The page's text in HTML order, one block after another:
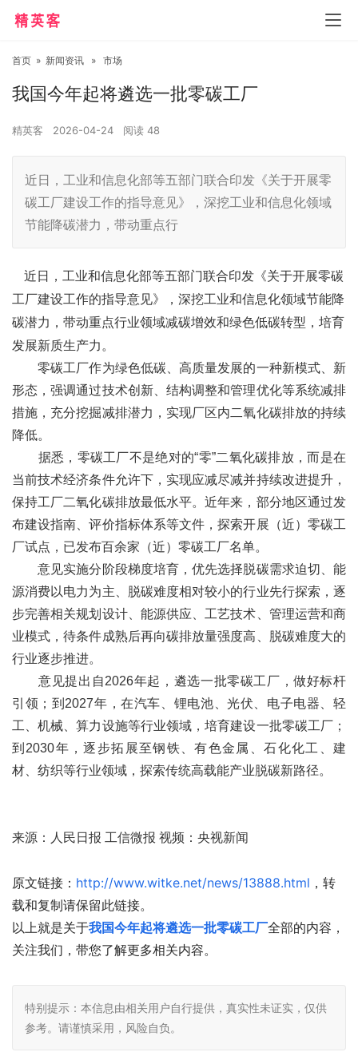
首页 » 新闻资讯 » 市场
我国今年起将遴选一批零碳工厂
精英客 2026-04-24 阅读 48
近日，工业和信息化部等五部门联合印发《关于开展零
碳工厂建设工作的指导意见》，深挖工业和信息化领域
节能降碳潜力，带动重点行
近日，工业和信息化部等五部门联合印发《关于开展零碳
工厂建设工作的指导意见》，深挖工业和信息化领域节能降
碳潜力，带动重点行业领域减碳增效和绿色低碳转型，培育
发展新质生产力。
零碳工厂作为绿色低碳、高质量发展的一种新模式、新
形态，强调通过技术创新、结构调整和管理优化等系统减排
措施，充分挖掘减排潜力，实现厂区内二氧化碳排放的持续
降低。
据悉，零碳工厂不是绝对的“零”二氧化碳排放，而是在
当前技术经济条件允许下，实现应减尽减并持续改进提升，
保持工厂二氧化碳排放最低水平。近年来，部分地区通过发
布建设指南、评价指标体系等文件，探索开展（近）零碳工
厂试点，已发布百余家（近）零碳工厂名单。
意见实施分阶段梯度培育，优先选择脱碳需求迫切、能
源消费以电力为主、脱碳难度相对较小的行业先行探索，逐
步完善相关规划设计、能源供应、工艺技术、管理运营和商
业模式，待条件成熟后再向碳排放量强度高、脱碳难度大的
行业逐步推进。
意见提出自2026年起，遴选一批零碳工厂，做好标杆
引领；到2027年，在汽车、锂电池、光伏、电子电器、轻
工、机械、算力设施等行业领域，培育建设一批零碳工厂；
到2030年，逐步拓展至钢铁、有色金属、石化化工、建
材、纺织等行业领域，探索传统高载能产业脱碳新路径。
来源：人民日报 工信微报 视频：央视新闻
原文链接： http://www.witke.net/news/13888.html ，转
载和复制请保留此链接。
以上就是关于我国今年起将遴选一批零碳工厂全部的内容，
关注我们，带您了解更多相关内容。
特别提示：本信息由相关用户自行提供，真实性未证实，仅供
参考。请谨慎采用，风险自负。